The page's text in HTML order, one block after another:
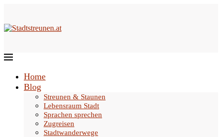
Home
Blog
Streunen & Staunen
Lebensraum Stadt
Sprachen sprechen
Zugreisen
Stadtwanderwege